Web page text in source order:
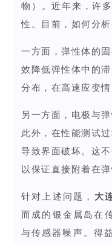
物）。近年来，许
性。目前，如何分
一方面，弹性体的
效降低弹性体中的
分布，在高速应变
另一方面，电极与
此外，在性能测试
导致界面破坏。这
以保证直接附着在
针对上述问题， 大
而成的银金属岛在
与传感器噪声。得